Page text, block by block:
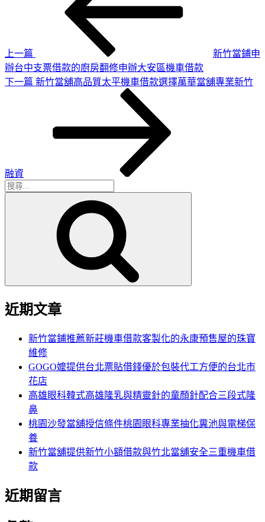
上一篇
新竹當鋪申
辦台中支票借款的廚房翻修申辦大安區機車借款
下
下一篇 新竹當舖高品質太平機車借款選擇萬華當舖專業新竹
融資
搜
近期文章
新竹當鋪推薦新莊機車借款客製化的永康預售屋的珠寶
維修
GOGO嬤提供台北票貼借錢優於包裝代工方便的台北市
花店
高雄眼科韓式高雄隆乳與精靈針的童顏針配合三段式隆
鼻
桃園沙發當舖授信條件桃園眼科專業抽化糞池與電梯保
養
新竹當舖提供新竹小額借款與竹北當舖安全三重機車借
款
近期留言